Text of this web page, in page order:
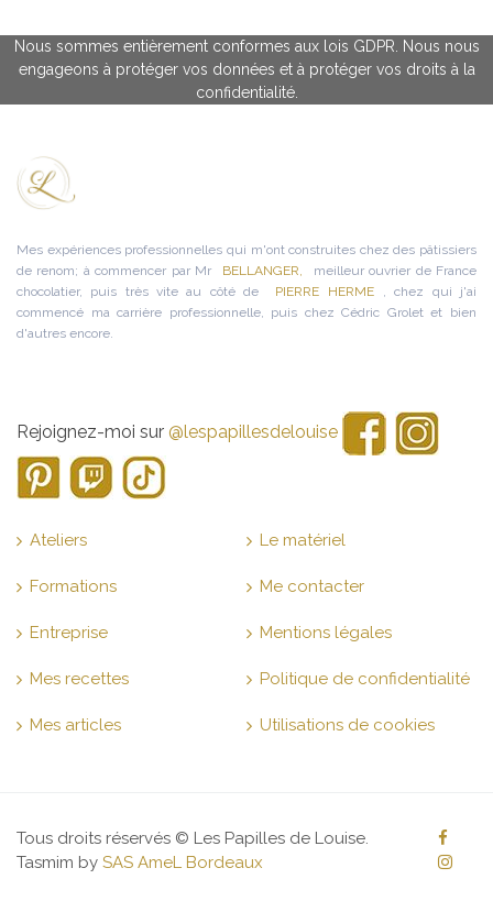
Nous sommes entièrement conformes aux lois GDPR. Nous nous
engageons à protéger vos données et à protéger vos droits à la
confidentialité.
Mes expériences professionnelles qui m'ont construites chez des pâtissiers
de renom; à commencer par Mr
BELLANGER,
meilleur ouvrier de France
chocolatier, puis très vite au côté de
PIERRE HERME
, chez qui j'ai
commencé ma carrière professionnelle, puis chez Cédric Grolet et bien
d'autres encore.
Rejoignez-moi sur @lespapillesdelouise
Ateliers Le matériel
Formations Me contacter
Entreprise Mentions légales
Mes recettes Politique de confidentialité
Mes articles Utilisations de cookies
Tous droits réservés © Les Papilles de Louise.
Tasmim by SAS AmeL Bordeaux